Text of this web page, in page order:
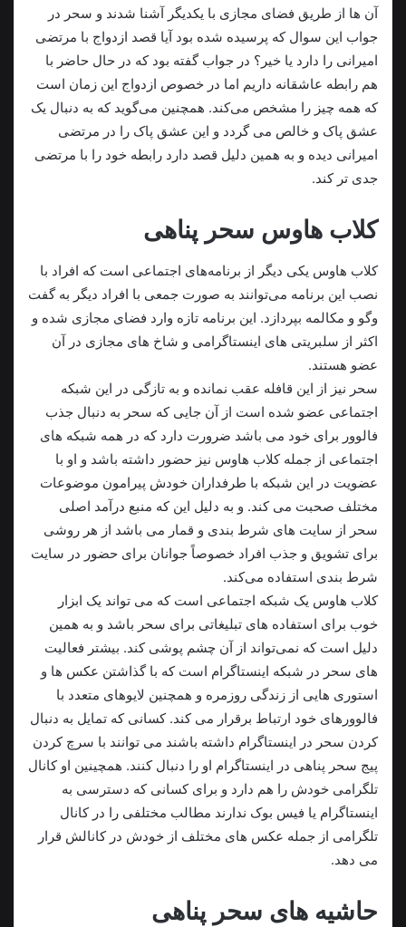
آن ها از طریق فضای مجازی با یکدیگر آشنا شدند و سحر در
جواب این سوال که پرسیده شده بود آیا قصد ازدواج با مرتضی
امیرانی را دارد یا خیر؟ در جواب گفته بود که در حال حاضر با
هم رابطه عاشقانه داریم اما در خصوص ازدواج این زمان است
که همه چیز را مشخص می‌کند. همچنین می‌گوید که به دنبال یک
عشق پاک و خالص می گردد و این عشق پاک را در مرتضی
امیرانی دیده و به همین دلیل قصد دارد رابطه خود را با مرتضی
جدی تر کند.
کلاب هاوس سحر پناهی
کلاب هاوس یکی دیگر از برنامه‌های اجتماعی است که افراد با
نصب این برنامه می‌توانند به صورت جمعی با افراد دیگر به گفت
وگو و مکالمه بپردازد. این برنامه تازه وارد فضای مجازی شده و
اکثر از سلبریتی های اینستاگرامی و شاخ های مجازی در آن
عضو هستند.
سحر نیز از این قافله عقب نمانده و به تازگی در این شبکه
اجتماعی عضو شده است از آن جایی که سحر به دنبال جذب
فالوور برای خود می باشد ضرورت دارد که در همه شبکه های
اجتماعی از جمله کلاب هاوس نیز حضور داشته باشد و او با
عضویت در این شبکه با طرفداران خودش پیرامون موضوعات
مختلف صحبت می کند. و به دلیل این که منبع درآمد اصلی
سحر از سایت های شرط بندی و قمار می باشد از هر روشی
برای تشویق و جذب افراد خصوصاً جوانان برای حضور در سایت
شرط بندی استفاده می‌کند.
کلاب هاوس یک شبکه اجتماعی است که می تواند یک ابزار
خوب برای استفاده های تبلیغاتی برای سحر باشد و به همین
دلیل است که نمی‌تواند از آن چشم پوشی کند. بیشتر فعالیت
های سحر در شبکه اینستاگرام است که با گذاشتن عکس ها و
استوری هایی از زندگی روزمره و همچنین لایوهای متعدد با
فالوورهای خود ارتباط برقرار می کند. کسانی که تمایل به دنبال
کردن سحر در اینستاگرام داشته باشند می توانند با سرچ کردن
پیج سحر پناهی در اینستاگرام او را دنبال کنند. همچینین او کانال
تلگرامی خودش را هم دارد و برای کسانی که دسترسی به
اینستاگرام یا فیس بوک ندارند مطالب مختلفی را در کانال
تلگرامی از جمله عکس های مختلف از خودش در کانالش قرار
می دهد.
حاشیه های سحر پناهی